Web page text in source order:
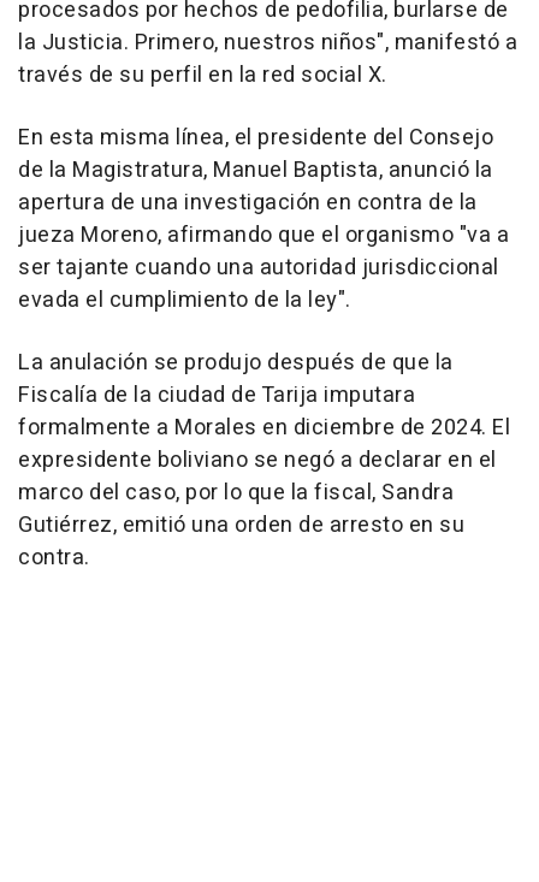
procesados por hechos de pedofilia, burlarse de
la Justicia. Primero, nuestros niños", manifestó a
través de su perfil en la red social X.
En esta misma línea, el presidente del Consejo
de la Magistratura, Manuel Baptista, anunció la
apertura de una investigación en contra de la
jueza Moreno, afirmando que el organismo "va a
ser tajante cuando una autoridad jurisdiccional
evada el cumplimiento de la ley".
La anulación se produjo después de que la
Fiscalía de la ciudad de Tarija imputara
formalmente a Morales en diciembre de 2024. El
expresidente boliviano se negó a declarar en el
marco del caso, por lo que la fiscal, Sandra
Gutiérrez, emitió una orden de arresto en su
contra.